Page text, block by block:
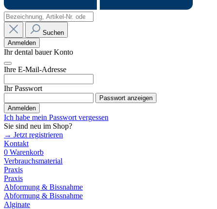
Suchen
Anmelden
Ihr dental bauer Konto
Ihre E-Mail-Adresse
Ihr Passwort
Passwort anzeigen
Anmelden
Ich habe mein Passwort vergessen
Sie sind neu im Shop?
→ Jetzt registrieren
Kontakt
0 Warenkorb
Verbrauchsmaterial
Praxis
Praxis
Abformung & Bissnahme
Abformung & Bissnahme
Alginate